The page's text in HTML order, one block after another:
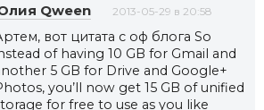
Qween 2013-05-29 в 20:58
вот цитата с оф блога So
of having 10 GB for Gmail and
5 GB for Drive and Google+
you’ll now get 15 GB of unified
for free to use as you like